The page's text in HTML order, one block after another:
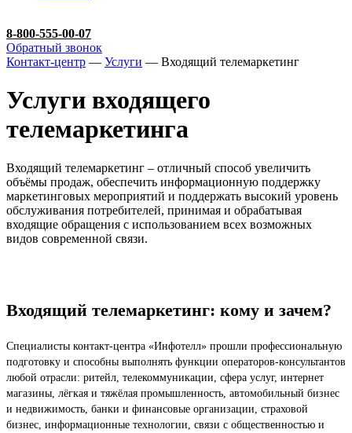
8-800-555-00-07
Обратный звонок
Контакт-центр — Услуги — Входящий телемаркетинг
Услуги входящего
телемаркетинга
Входящий телемаркетинг – отличный способ увеличить
объёмы продаж, обеспечить информационную поддержку
маркетинговых мероприятий и поддержать высокий уровень
обслуживания потребителей, принимая и обрабатывая
входящие обращения с использованием всех возможных
видов современной связи.
Входящий телемаркетинг: кому и зачем?
Специалисты контакт-центра «Инфотелл» прошли профессиональную
подготовку и способны выполнять функции операторов-консультантов
любой отрасли: ритейл, телекоммуникации, сфера услуг, интернет
магазины, лёгкая и тяжёлая промышленность, автомобильный бизнес
и недвижимость, банки и финансовые организации, страховой
бизнес, информационные технологии, связи с общественностью и